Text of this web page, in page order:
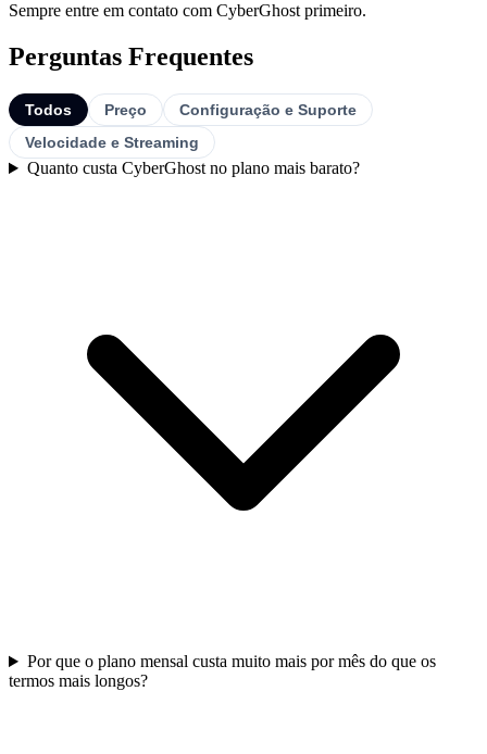
Sempre entre em contato com CyberGhost primeiro.
Perguntas Frequentes
Todos Preço
Configuração e Suporte
Velocidade e Streaming
Quanto custa CyberGhost no plano mais barato?
Por que o plano mensal custa muito mais por mês do que os
termos mais longos?